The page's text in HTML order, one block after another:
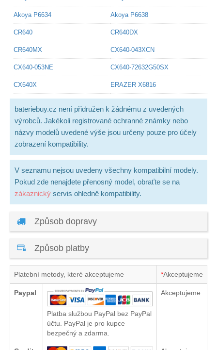
Akoya P6634 Akoya P6638
CR640 CR640DX
CR640MX CX640-043XCN
CX640-053NE CX640-72632G50SX
CX640X ERAZER X6816
bateriebuy.cz není přidružen k žádnému z uvedených
výrobců. Jakékoli registrované ochranné známky nebo
názvy modelů uvedené výše jsou určeny pouze pro účely
zobrazení kompatibility.
V seznamu nejsou uvedeny všechny kompatibilní modely.
Pokud zde nenajdete přenosný model, obraťte se na
zákaznický servis ohledně kompatibility.
Způsob dopravy
Způsob platby
Platební metody, které akceptujeme *Akceptujeme
Paypal
Platba službou PayPal bez PayPal
účtu. PayPal je pro kupce
bezpečný a zdarma.
Akceptujeme